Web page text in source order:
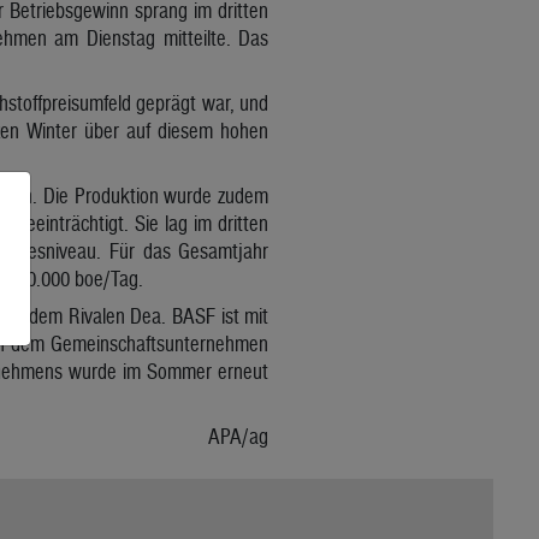
Betriebsgewinn sprang im dritten
am Dienstag mitteilte. Das
geprägt war, und
Winter über auf diesem hohen
Die Produktion wurde zudem
beeinträchtigt. Sie lag im dritten
Für das Gesamtjahr
boe/Tag.
dem Rivalen Dea. BASF ist mit
Gemeinschaftsunternehmen
wurde im Sommer erneut
APA/ag